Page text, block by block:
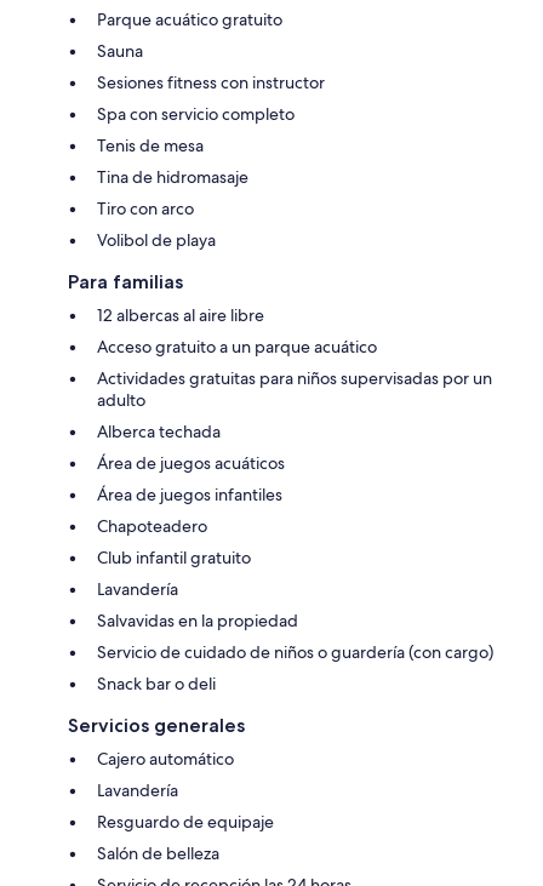
Parque acuático gratuito
Sauna
Sesiones fitness con instructor
Spa con servicio completo
Tenis de mesa
Tina de hidromasaje
Tiro con arco
Volibol de playa
Para familias
12 albercas al aire libre
Acceso gratuito a un parque acuático
Actividades gratuitas para niños supervisadas por un
adulto
Alberca techada
Área de juegos acuáticos
Área de juegos infantiles
Chapoteadero
Club infantil gratuito
Lavandería
Salvavidas en la propiedad
Servicio de cuidado de niños o guardería (con cargo)
Snack bar o deli
Servicios generales
Cajero automático
Lavandería
Resguardo de equipaje
Salón de belleza